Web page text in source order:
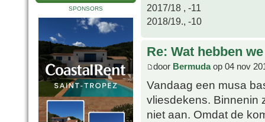
SPONSORS
2017/18 , -11
2018/19., -10
Re: Wat hebben
door Bermudaop 04 nov
Vandaag een musa
vliesdekens. Binnenin
niet aan. Omdat de